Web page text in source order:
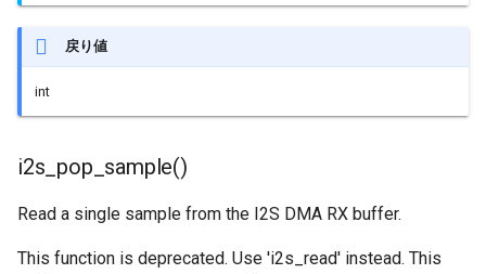
戻り値
int
i2s_pop_sample()
Read a single sample from the I2S DMA RX buffer.
This function is deprecated. Use 'i2s_read' instead. This